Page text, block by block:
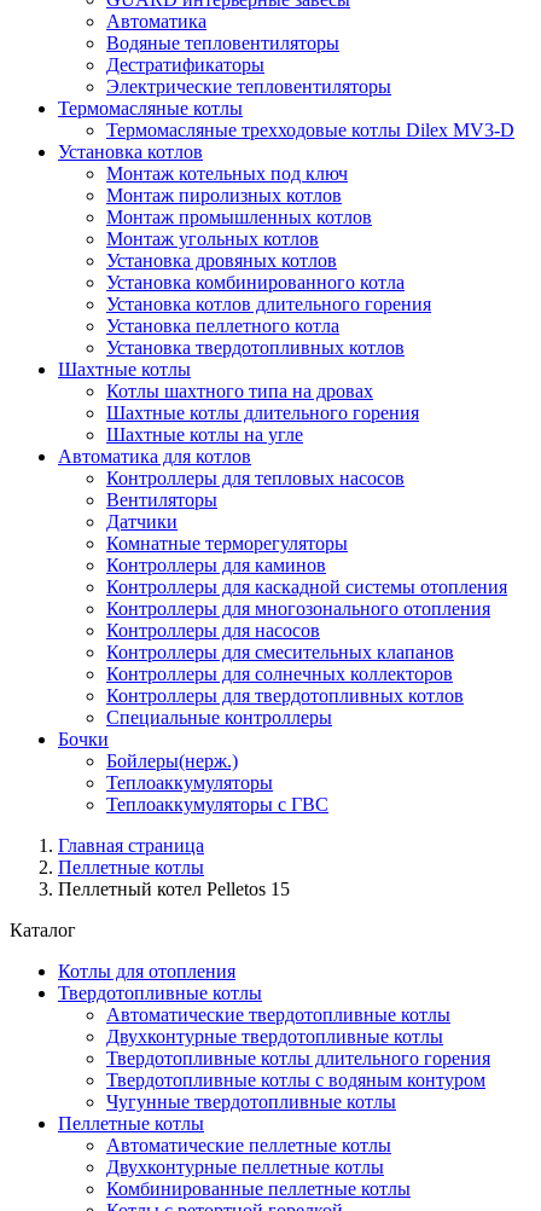
Автоматика
Водяные тепловентиляторы
Дестратификаторы
Электрические тепловентиляторы
Термомасляные котлы
Термомасляные трехходовые котлы Dilex MV3-D
Установка котлов
Монтаж котельных под ключ
Монтаж пиролизных котлов
Монтаж промышленных котлов
Монтаж угольных котлов
Установка дровяных котлов
Установка комбинированного котла
Установка котлов длительного горения
Установка пеллетного котла
Установка твердотопливных котлов
Шахтные котлы
Котлы шахтного типа на дровах
Шахтные котлы длительного горения
Шахтные котлы на угле
Автоматика для котлов
Контроллеры для тепловых насосов
Вентиляторы
Датчики
Комнатные терморегуляторы
Контроллеры для каминов
Контроллеры для каскадной системы отопления
Контроллеры для многозонального отопления
Контроллеры для насосов
Контроллеры для смесительных клапанов
Контроллеры для солнечных коллекторов
Контроллеры для твердотопливных котлов
Специальные контроллеры
Бочки
Бойлеры(нерж.)
Теплоаккумуляторы
Теплоаккумуляторы с ГВС
Главная страница
Пеллетные котлы
Пеллетный котел Pelletos 15
Каталог
Котлы для отопления
Твердотопливные котлы
Автоматические твердотопливные котлы
Двухконтурные твердотопливные котлы
Твердотопливные котлы длительного горения
Твердотопливные котлы с водяным контуром
Чугунные твердотопливные котлы
Пеллетные котлы
Автоматические пеллетные котлы
Двухконтурные пеллетные котлы
Комбинированные пеллетные котлы